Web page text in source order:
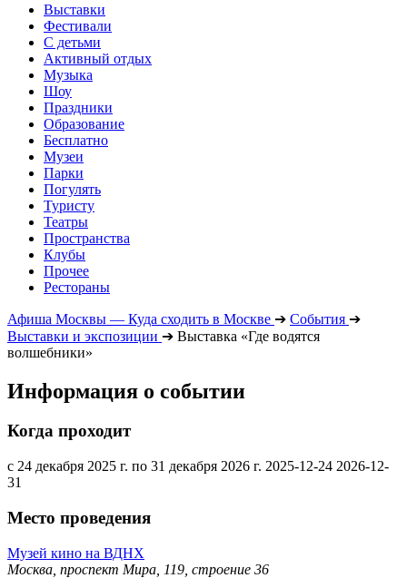
Выставки
Фестивали
С детьми
Активный отдых
Музыка
Шоу
Праздники
Образование
Бесплатно
Музеи
Парки
Погулять
Туристу
Театры
Пространства
Клубы
Прочее
Рестораны
Афиша Москвы — Куда сходить в Москве ➔ События ➔
Выставки и экспозиции ➔ Выставка «Где водятся
волшебники»
Информация о событии
Когда проходит
с 24 декабря 2025 г. по 31 декабря 2026 г. 2025-12-24 2026-12-
31
Место проведения
Музей кино на ВДНХ
Москва, проспект Мира, 119, строение 36